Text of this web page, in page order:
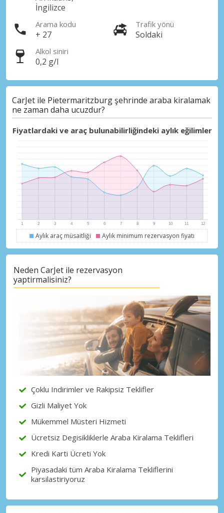
İngilizce
Arama kodu
+ 27
Trafik yönü
Soldaki
Alkol siniri
0,2 g/l
CarJet ile Pietermaritzburg şehrinde araba kiralamak
ne zaman daha ucuzdur?
Fiyatlardaki ve araç bulunabilirliğindeki aylık eğilimler
Aylık araç müsaitliği Aylık minimum rezervasyon fiyatı
Neden CarJet ile rezervasyon
yaptirmalisiniz?
Çoklu Indirimler ve Rakipsiz Teklifler
Gizli Maliyet Yok
Mükemmel Müsteri Hizmeti
Ücretsiz Degisikliklerle Araba Kiralama Teklifleri
Kredi Karti Ücreti Yok
Piyasadaki tüm Araba Kiralama Tekliflerini
karsilastiriyoruz
Büyük tasarruflar
Özel iş ortağı tekliflerine erişim sağlayın
eLink ile giriş yap